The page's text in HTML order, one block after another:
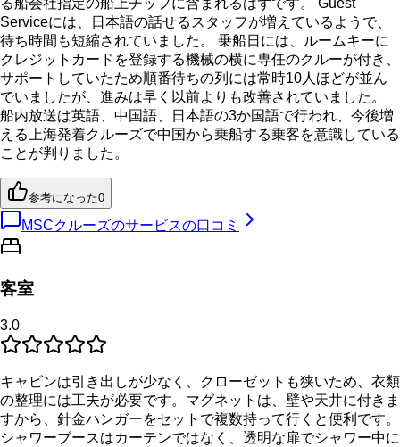
る船会社指定の船上チップに含まれるはずです。 Guest
Serviceには、日本語の話せるスタッフが増えているようで、
待ち時間も短縮されていました。 乗船日には、ルームキーに
クレジットカードを登録する機械の横に専任のクルーが付き、
サポートしていたため順番待ちの列には常時10人ほどが並ん
でいましたが、進みは早く以前よりも改善されていました。
船内放送は英語、中国語、日本語の3か国語で行われ、今後増
える上海発着クルーズで中国から乗船する乗客を意識している
ことが判りました。
参考になった0
MSCクルーズのサービスの口コミ
客室
3.0
キャビンは引き出しが少なく、クローゼットも狭いため、衣類
の整理には工夫が必要です。マグネットは、壁や天井に付きま
すから、針金ハンガーをセットで複数持って行くと便利です。
シャワーブースはカーテンではなく、透明な扉でシャワー中に